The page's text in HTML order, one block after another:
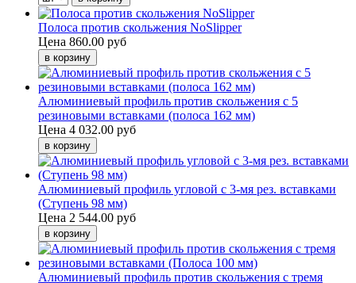
Полоса против скольжения NoSlipper
Цена 860.00 руб
Алюминиевый профиль против скольжения с 5
резиновыми вставками (полоса 162 мм)
Цена 4 032.00 руб
Алюминиевый профиль угловой с 3-мя рез. вставками
(Ступень 98 мм)
Цена 2 544.00 руб
Алюминиевый профиль против скольжения с тремя